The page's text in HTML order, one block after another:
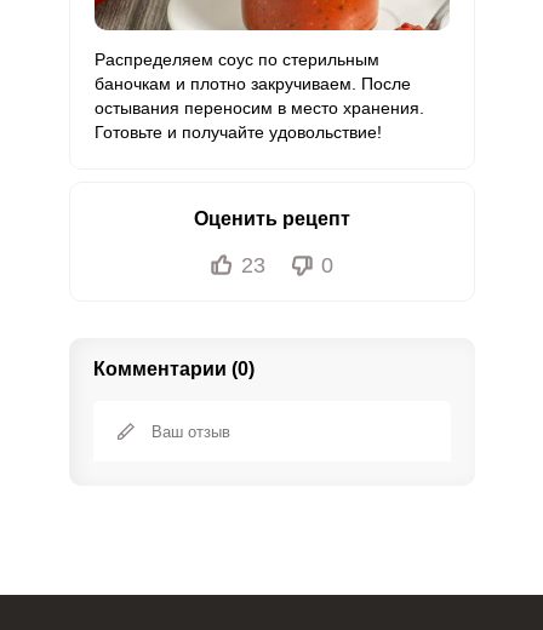
Распределяем соус по стерильным
баночкам и плотно закручиваем. После
остывания переносим в место хранения.
Готовьте и получайте удовольствие!
Оценить рецепт
23 0
Комментарии (0)